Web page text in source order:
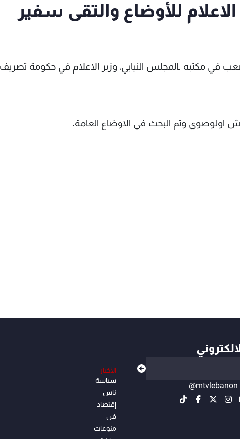
للأوضاع والتقى سفير
في مكتبه بالمجلس النيابي، وزير الاعلام في حكومة تصريف
اولوصوي وتم البحث في الاوضاع العامة.
@mtvlebanon
الأخبار
سياسة
ناس
إقتصاد
فن
منوعات